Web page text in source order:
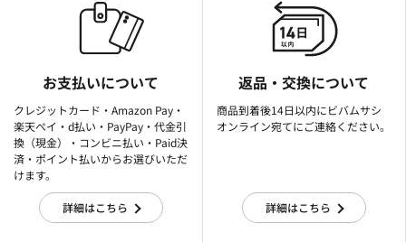
お支払いについて
クレジットカード・Amazon Pay・
楽天ぺイ・d払い・PayPay・代金引
換（現金）・コンビニ払い・Paid決
済・ポイント払いからお選びいただ
けます。
詳細はこちら
返品・交換について
商品到着後14日以内にビバムサシ
オンライン宛てにご連絡ください。
詳細はこちら